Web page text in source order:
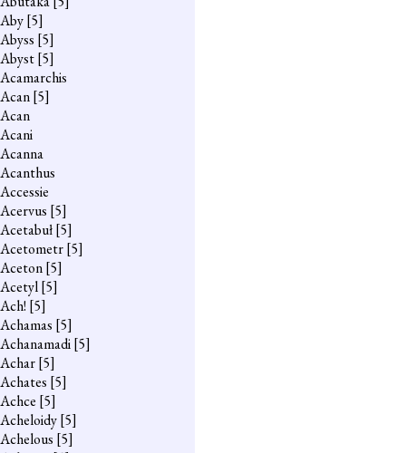
Aby[5]
Abyss [5]
Abyst[5]
Acamarchis
Acan[5]
Acan
Acani
Acanna
Acanthus
Accessie
Acervus [5]
Acetabuł[5]
Acetometr[5]
Aceton[5]
Acetyl[5]
Ach! [5]
Achamas [5]
Achanamadi[5]
Achar[5]
Achates [5]
Achce [5]
Acheloidy[5]
Achelous [5]